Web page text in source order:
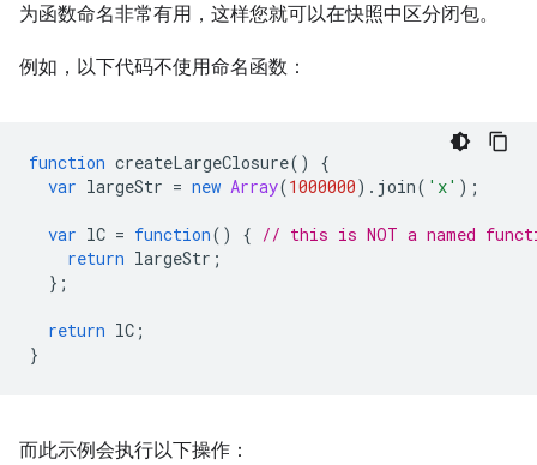
为函数命名非常有用，这样您就可以在快照中区分闭包。
例如，以下代码不使用命名函数：
function createLargeClosure()
{
var largeStr = new Array(1000000). join( 'x' );
var lC = function() { // this is NOT a named
return largeStr ;
};
return lC ;
}
而此示例会执行以下操作：